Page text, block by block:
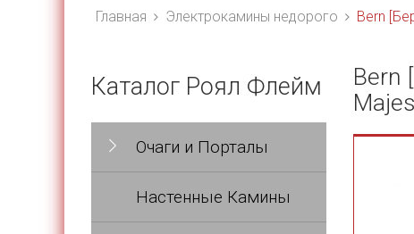
Главная Электрокамины недорого Bern
Bern
Каталог Роял Флейм
Очаги и Порталы
Настенные Камины